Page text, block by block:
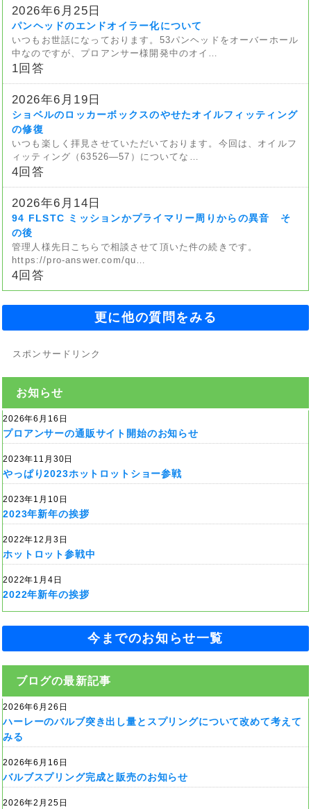
2026年6月25日
パンヘッドのエンドオイラー化について
いつもお世話になっております。53パンヘッドをオーバーホール
中なのですが、プロアンサー様開発中のオイ…
1回答
2026年6月19日
ショベルのロッカーボックスのやせたオイルフィッティング
の修復
いつも楽しく拝見させていただいております。今回は、オイルフ
ィッティング（63526—57）についてな…
4回答
2026年6月14日
94 FLSTC ミッションかプライマリー周りからの異音 そ
の後
管理人様先日こちらで相談させて頂いた件の続きです。
https://pro-answer.com/qu…
4回答
更に他の質問をみる
スポンサードリンク
お知らせ
2026年6月16日
プロアンサーの通販サイト開始のお知らせ
2023年11月30日
やっぱり2023ホットロットショー参戦
2023年1月10日
2023年新年の挨拶
2022年12月3日
ホットロット参戦中
2022年1月4日
2022年新年の挨拶
今までのお知らせ一覧
ブログの最新記事
2026年6月26日
ハーレーのバルブ突き出し量とスプリングについて改めて考えて
みる
2026年6月16日
バルブスプリング完成と販売のお知らせ
2026年2月25日